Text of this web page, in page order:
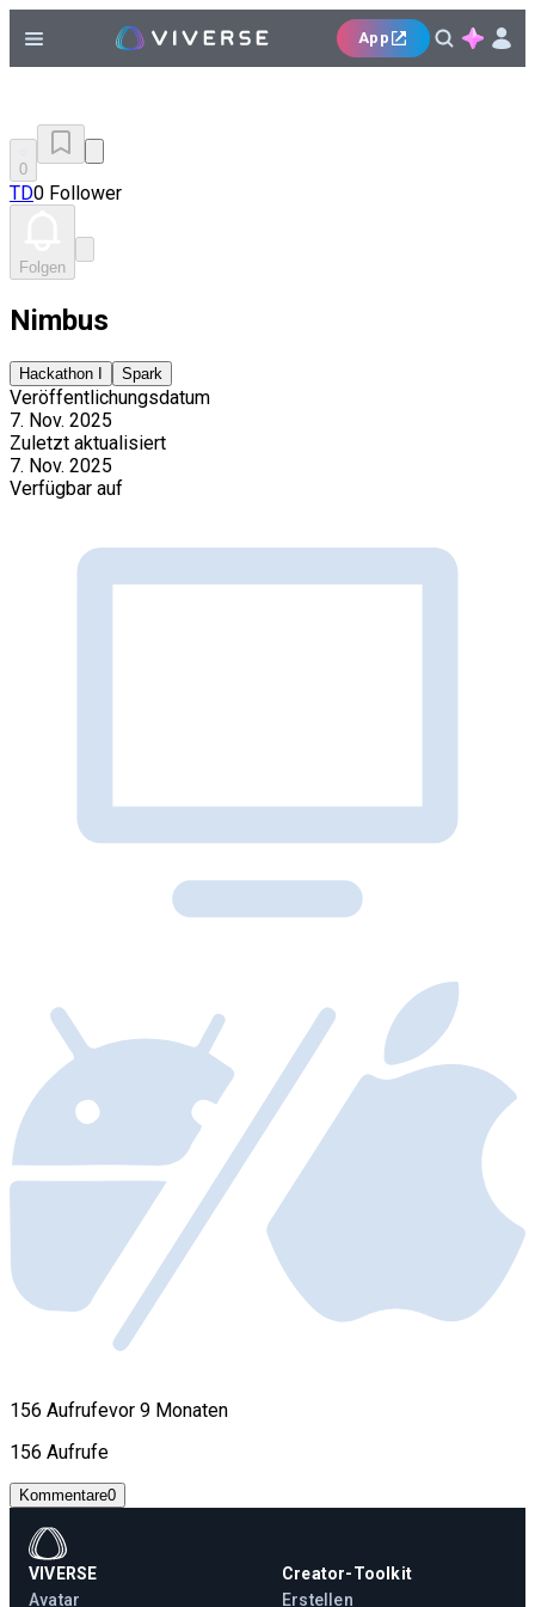
App
0
TD0 Follower
Folgen
Nimbus
Hackathon I Spark
Veröffentlichungsdatum
7. Nov. 2025
Zuletzt aktualisiert
7. Nov. 2025
Verfügbar auf
156 Aufrufevor 9 Monaten
156 Aufrufe
Kommentare0
VIVERSE
Avatar
Creator-Toolkit
Erstellen